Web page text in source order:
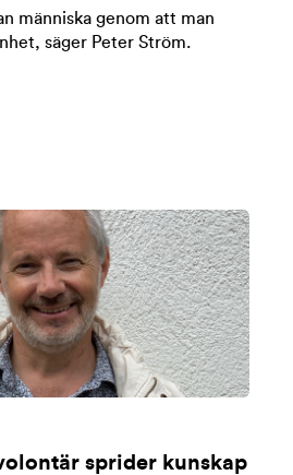
människa genom att man
säger Peter Ström.
sprider kunskap